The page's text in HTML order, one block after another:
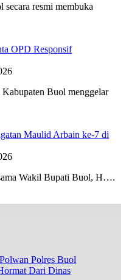
resmi membuka
OPD Responsif
Buol menggelar
Maulid Arbain ke-7 di
Wakil Bupati Buol, H….